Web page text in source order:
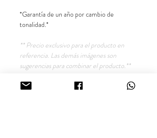
*Garantía de un año por cambio de
tonalidad.*
** Precio exclusivo para el producto en
referencia. Las demás imágenes son
sugerencias para combinar el producto.**
Síguenos en nuestras redes sociales